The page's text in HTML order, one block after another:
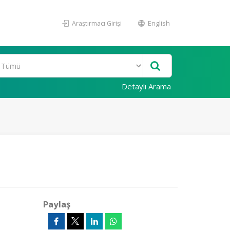
Araştırmacı Girişi English
Detaylı Arama
Paylaş